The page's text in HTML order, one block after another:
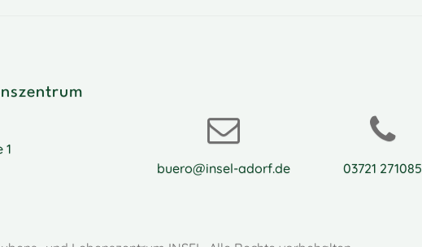
1
buero@insel-adorf.de 03721 271085